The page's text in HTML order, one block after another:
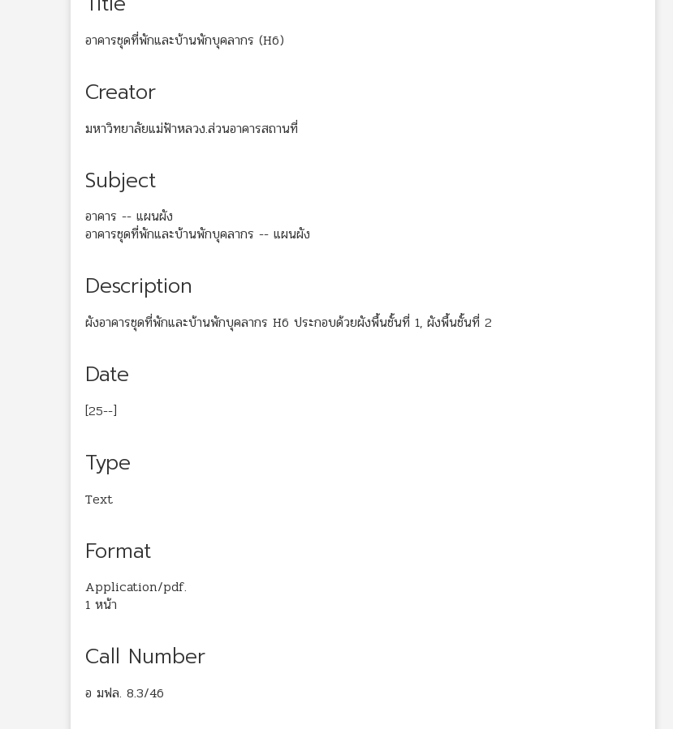
อาคารชุดที่พักและบ้านพักบุคลากร (H6)
Creator
มหาวิทยาลัยแม่ฟ้าหลวง.ส่วนอาคารสถานที่
Subject
อาคาร -- แผนผัง
อาคารชุดที่พักและบ้านพักบุคลากร -- แผนผัง
Description
ผังอาคารชุดที่พักและบ้านพักบุคลากร H6 ประกอบด้วยผังพื้นชั้นที่ 1, ผังพื้นชั้นที่ 2
Date
[25--]
Type
Text
Format
Application/pdf.
1 หน้า
Call Number
อ มฟล. 8.3/46